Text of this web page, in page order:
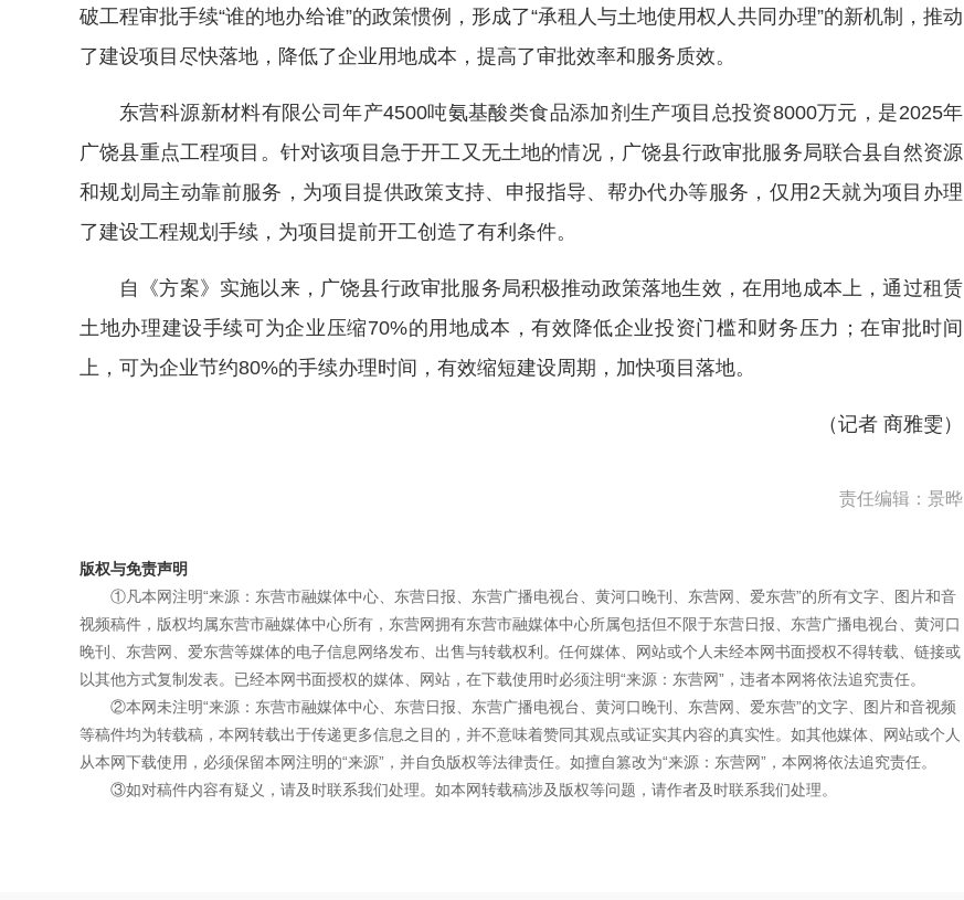
破工程审批手续“谁的地办给谁”的政策惯例，形成了“承租人与土地使用权人共同办理”的新机制，推动
了建设项目尽快落地，降低了企业用地成本，提高了审批效率和服务质效。
东营科源新材料有限公司年产4500吨氨基酸类食品添加剂生产项目总投资8000万元，是2025年
广饶县重点工程项目。针对该项目急于开工又无土地的情况，广饶县行政审批服务局联合县自然资源
和规划局主动靠前服务，为项目提供政策支持、申报指导、帮办代办等服务，仅用2天就为项目办理
了建设工程规划手续，为项目提前开工创造了有利条件。
自《方案》实施以来，广饶县行政审批服务局积极推动政策落地生效，在用地成本上，通过租赁
土地办理建设手续可为企业压缩70%的用地成本，有效降低企业投资门槛和财务压力；在审批时间
上，可为企业节约80%的手续办理时间，有效缩短建设周期，加快项目落地。
（记者 商雅雯）
责任编辑：景晔
版权与免责声明
①凡本网注明“来源：东营市融媒体中心、东营日报、东营广播电视台、黄河口晚刊、东营网、爱东营”的所有文字、图片和音
视频稿件，版权均属东营市融媒体中心所有，东营网拥有东营市融媒体中心所属包括但不限于东营日报、东营广播电视台、黄河口
晚刊、东营网、爱东营等媒体的电子信息网络发布、出售与转载权利。任何媒体、网站或个人未经本网书面授权不得转载、链接或
以其他方式复制发表。已经本网书面授权的媒体、网站，在下载使用时必须注明“来源：东营网”，违者本网将依法追究责任。
②本网未注明“来源：东营市融媒体中心、东营日报、东营广播电视台、黄河口晚刊、东营网、爱东营”的文字、图片和音视频
等稿件均为转载稿，本网转载出于传递更多信息之目的，并不意味着赞同其观点或证实其内容的真实性。如其他媒体、网站或个人
从本网下载使用，必须保留本网注明的“来源”，并自负版权等法律责任。如擅自篡改为“来源：东营网”，本网将依法追究责任。
③如对稿件内容有疑义，请及时联系我们处理。如本网转载稿涉及版权等问题，请作者及时联系我们处理。